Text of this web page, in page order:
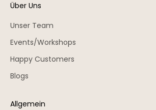
Über Uns
Unser Team
Events/Workshops
Happy Customers
Blogs
Allgemein